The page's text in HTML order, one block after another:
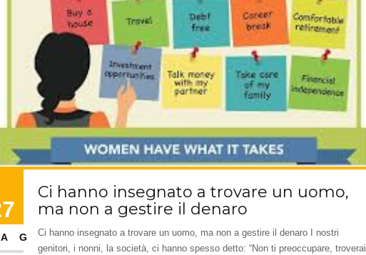
Ci hanno insegnato a trovare un uomo,
ma non a gestire il denaro
Ci hanno insegnato a trovare un uomo, ma non a gestire il denaro I nostri
genitori, i nonni, la società, ci hanno spesso detto: “Non ti preoccupare, troverai